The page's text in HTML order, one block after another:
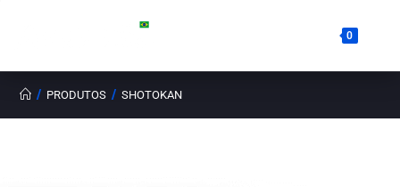
0
/ PRODUTOS / SHOTOKAN